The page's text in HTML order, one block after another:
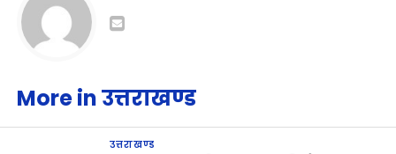
More in उत्तराखण्ड
उत्तराखण्ड